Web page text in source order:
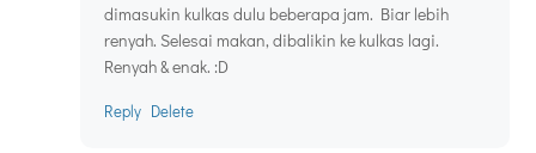
dimasukin kulkas dulu beberapa jam. Biar lebih
renyah. Selesai makan, dibalikin ke kulkas lagi.
Renyah & enak. :D
Reply Delete